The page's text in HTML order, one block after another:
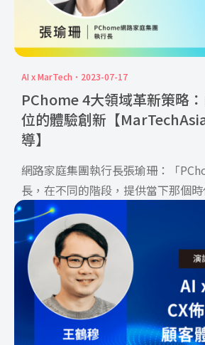
AI x MarTech 2023-07-17
PChome 4大領域革新策略
位的體驗創新【
導】
網路家庭集團執行長張瑜珊：「
長，在不同的階段，提供當下那個
驗，就像我 […]